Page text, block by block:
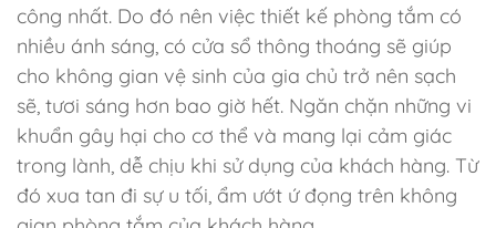
công nhất. Do đó nên việc thiết kế phòng tắm có
nhiều ánh sáng, có cửa sổ thông thoáng sẽ giúp
cho không gian vệ sinh của gia chủ trở nên sạch
sẽ, tươi sáng hơn bao giờ hết. Ngăn chặn những vi
khuẩn gây hại cho cơ thể và mang lại cảm giác
trong lành, dễ chịu khi sử dụng của khách hàng. Từ
đó xua tan đi sự u tối, ẩm ướt ứ đọng trên không